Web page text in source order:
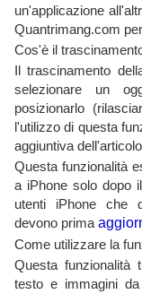
un'applicazione
Quantrimang.com
Cos'è il
Il trascinamento
selezionare un
posizionarlo
l'utilizzo di questa
aggiuntiva
Questa funzionalità
a iPhone solo dopo
utenti iPhone che
devono prima
Come utilizzare la
Questa funzionalità
testo e immagini